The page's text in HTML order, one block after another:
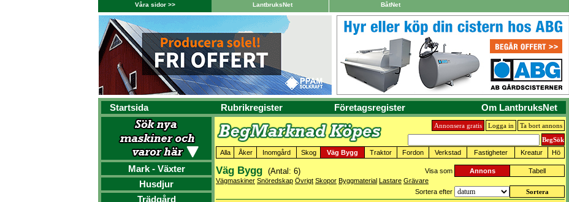
Våra sidor >> LantbruksNet BåtNet
Startsida Rubrikregister Företagsregister Om LantbruksNet
Mark - Växter
Husdjur
Trädgård
Annonsera gratis Logga in Ta bort annons
Alla Åker Inomgård Skog Väg Bygg Traktor Fordon Verkstad Fastigheter Kreatur Hö
Väg Bygg (Antal: 6) Visa som Annons
Tabell
Vägmaskiner Snöredskap Övrigt Skopor Byggmaterial Lastare Grävare
Sortera efter